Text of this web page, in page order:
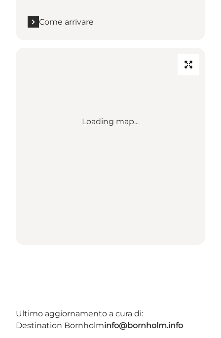
Come arrivare
Loading map...
Ultimo aggiornamento a cura di:
Destination Bornholminfo@bornholm.info